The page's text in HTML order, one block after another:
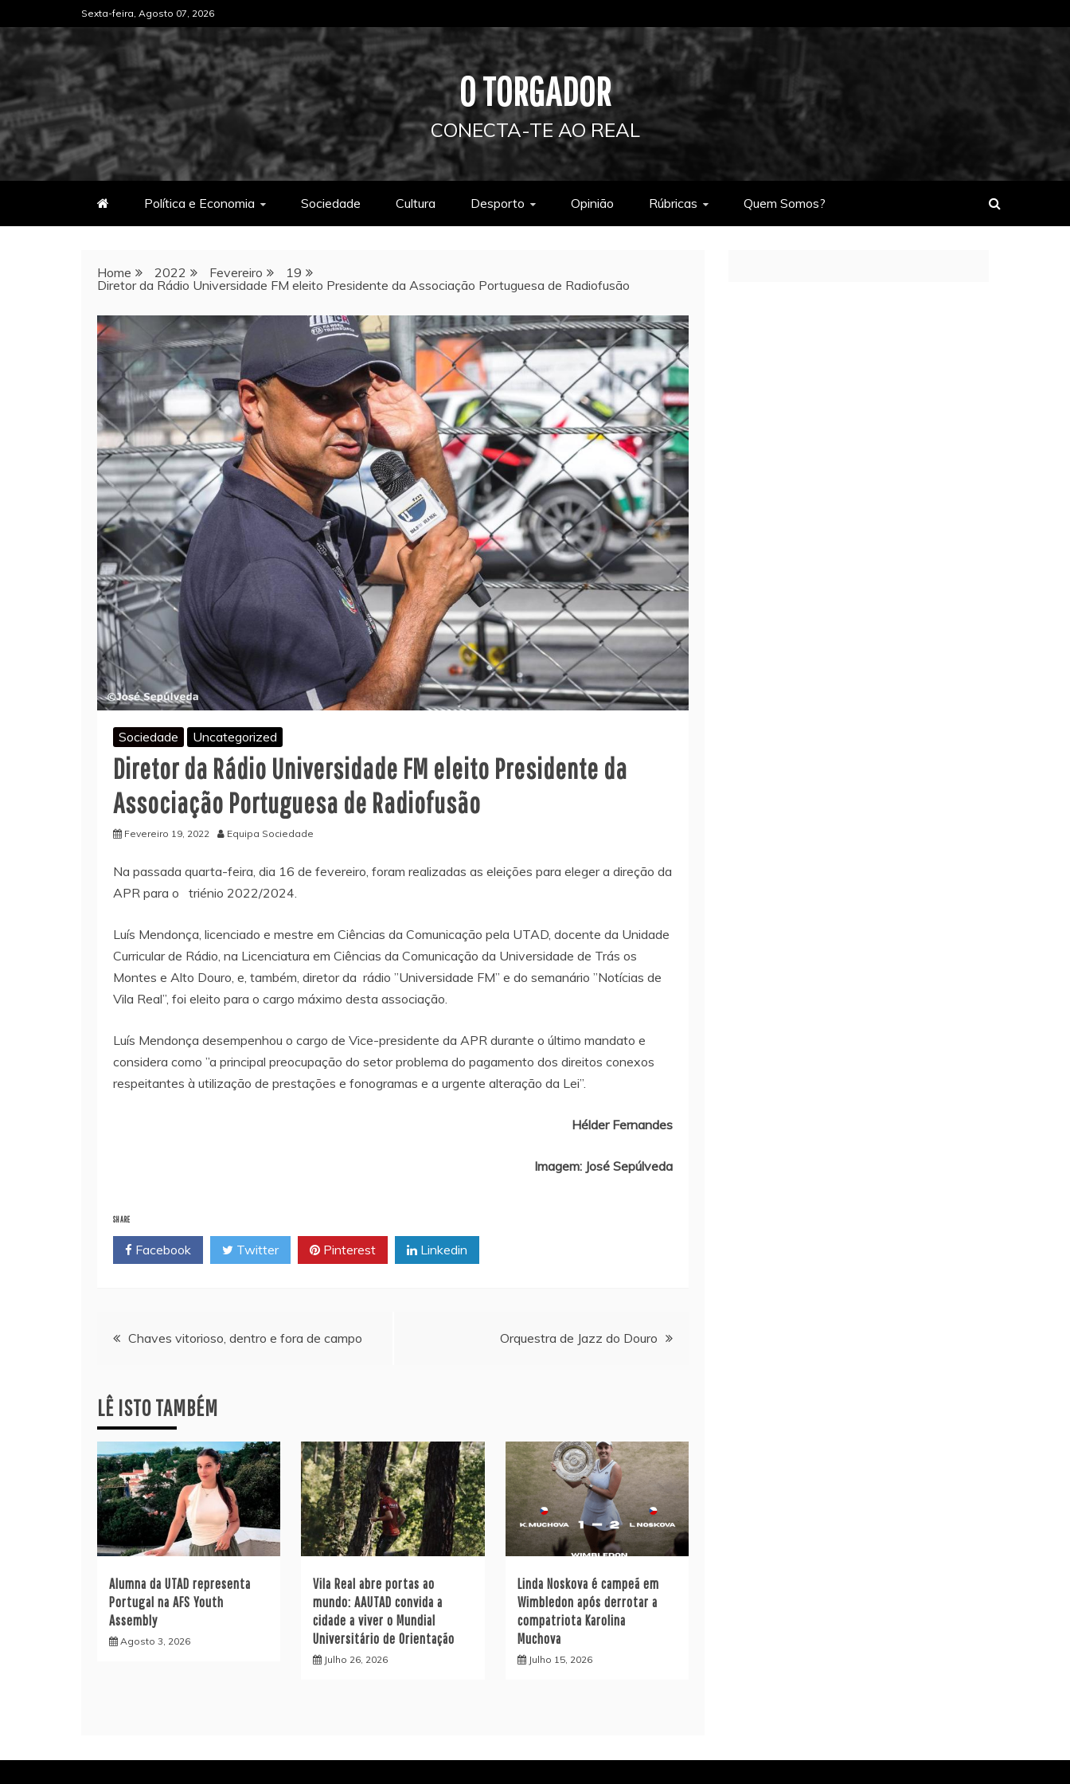
to
content
Sexta-feira, Agosto 07, 2026
O TORGADOR
CONECTA-TE AO REAL
Política e Economia Sociedade Cultura Desporto Opinião Rúbricas Quem Somos?
Home 2022 Fevereiro
19
Diretor da Rádio Universidade FM eleito Presidente da Associação Portuguesa de Radiofusão
Sociedade Uncategorized
Diretor da Rádio Universidade FM eleito Presidente da
Associação Portuguesa de Radiofusão
Fevereiro 19, 2022 Equipa Sociedade
Na passada quarta-feira, dia 16 de fevereiro, foram realizadas as eleições para eleger a direção da
APR para o triénio 2022/2024.
Luís Mendonça, licenciado e mestre em Ciências da Comunicação pela UTAD, docente da Unidade
Curricular de Rádio, na Licenciatura em Ciências da Comunicação da Universidade de Trás os
Montes e Alto Douro, e, também, diretor da rádio ”Universidade FM” e do semanário ”Notícias de
Vila Real”, foi eleito para o cargo máximo desta associação.
Luís Mendonça desempenhou o cargo de Vice-presidente da APR durante o último mandato e
considera como ”a principal preocupação do setor problema do pagamento dos direitos conexos
respeitantes à utilização de prestações e fonogramas e a urgente alteração da Lei”.
Hélder Fernandes
Imagem: José Sepúlveda
SHARE
Facebook Twitter Pinterest Linkedin
Navegação
artigos
Chaves vitorioso, dentro e fora de campo Orquestra de Jazz do Douro
LÊ ISTO TAMBÉM
Alumna da UTAD representa
Portugal na AFS Youth
Assembly
Agosto 3, 2026
Vila Real abre portas ao
mundo: AAUTAD convida a
cidade a viver o Mundial
Universitário de Orientação
Julho 26, 2026
Linda Noskova é campeã em
Wimbledon após derrotar a
compatriota Karolina
Muchova
Julho 15, 2026